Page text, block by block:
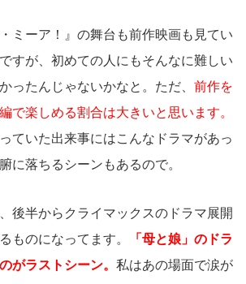
ミーア！』の舞台も前作映画も見てい
すが、初めての人にもそんなに難しい
ったんじゃないかなと。ただ、 前作を
で楽しめる割合は大きいと思います。
ていた出来事にはこんなドラマがあっ
に落ちるシーンもあるので。
後半からクライマックスのドラマ展開
ものになってます。
「母と娘」のドラ
がラストシーン。 私はあの場面で涙が